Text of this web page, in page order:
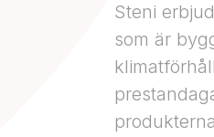
Steni
som är